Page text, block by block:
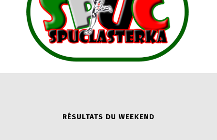
RÉSULTATS DU WEEKEND